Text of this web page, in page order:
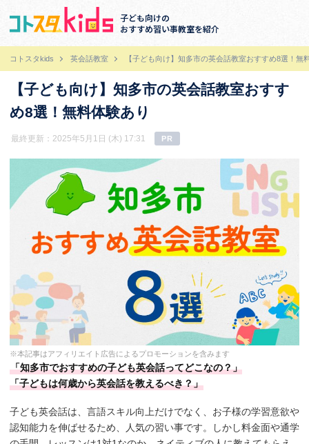
子ども向けの
おすすめ習い事教室を紹介
コトスタkids 英会話教室 【子ども向け】知多市の英会話教室おすすめ8選！無
【子ども向け】知多市の英会話教室おすす
め8選！無料体験あり
最終更新：2025年5月1日 (木) 17:31 PR
※本記事はアフィリエイト広告によるプロモーションを含みます
「知多市でおすすめの子ども英会話ってどこなの？」
「子どもは何歳から英会話を教えるべき？」
子ども英会話は、言語スキル向上だけでなく、お子様の学習意欲や
認知能力を伸ばせるため、人気の習い事です。しかし料金面や通学